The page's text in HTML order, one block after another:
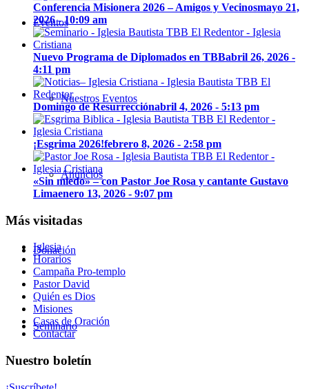
Eventos
Nuestros Eventos
Anuncios
Donación
Seminario
Conferencia Misionera 2026 – Amigos y Vecinosmayo 21,
2026 - 10:09 am
Nuevo Programa de Diplomados en TBBabril 26, 2026 -
4:11 pm
Domingo de Resurrecciónabril 4, 2026 - 5:13 pm
¡Esgrima 2026!febrero 8, 2026 - 2:58 pm
«Sin miedo» – con Pastor Joe Rosa y cantante Gustavo
Limaenero 13, 2026 - 9:07 pm
Más visitadas
Iglesia
Horarios
Campaña Pro-templo
Pastor David
Quién es Dios
Misiones
Casas de Oración
Contactar
Nuestro boletín